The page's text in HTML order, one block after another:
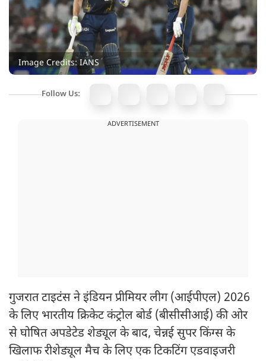
Image Credits: IANS
Follow Us:
ADVERTISEMENT
गुजरात टाइटंस ने इंडियन प्रीमियर लीग (आईपीएल) 2026
के लिए भारतीय क्रिकेट कंट्रोल बोर्ड (बीसीसीआई) की ओर
से घोषित अपडेटेड शेड्यूल के बाद, चेन्नई सुपर किंग्स के
खिलाफ रीशेड्यूल मैच के लिए एक टिकटिंग एडवाइजरी